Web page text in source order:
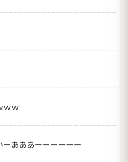
ｗｗ
あああーーーーーー